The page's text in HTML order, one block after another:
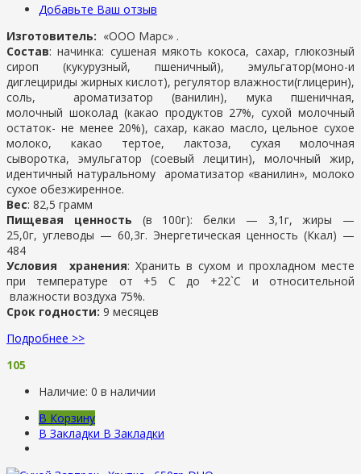
Добавьте Ваш отзыв
Изготовитель: «ООО Марс» .
Состав: начинка: сушеная мякоть кокоса, сахар, глюкозный
сироп (кукурузный, пшеничный), эмульгатор(моно-и
диглецириды жирных кислот), регулятор влажности(глицерин),
соль, ароматизатор (ванилин), мука пшеничная,
молочный шоколад (какао продуктов 27%, сухой молочный
остаток- не менее 20%), сахар, какао масло, цельное сухое
молоко, какао тертое, лактоза, сухая молочная
сыворотка, эмульгатор (соевый лецитин), молочный жир,
идентичный натуральному ароматизатор «ванилин», молоко
сухое обезжиренное.
Вес: 82,5 грамм
Пищевая ценность (в 100г): белки — 3,1г, жиры —
25,0г, углеводы — 60,3г. Энергетическая ценность (Ккал) —
484
Условия хранения: Хранить в сухом и прохладном месте
при температуре от +5 С до +22`С и относительной
влажности воздуха 75%.
Срок годности: 9 месяцев
Подробнее >>
105
Наличие: 0 в наличии
В Корзину
В Закладки В Закладки